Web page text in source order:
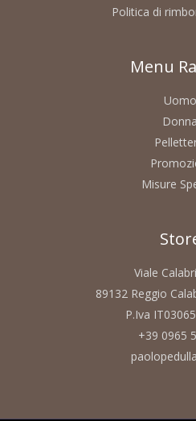
Politica di
Menu
Uomo
Donna
Misure
Viale
89132 Reggio
P.Iva
+39 0965